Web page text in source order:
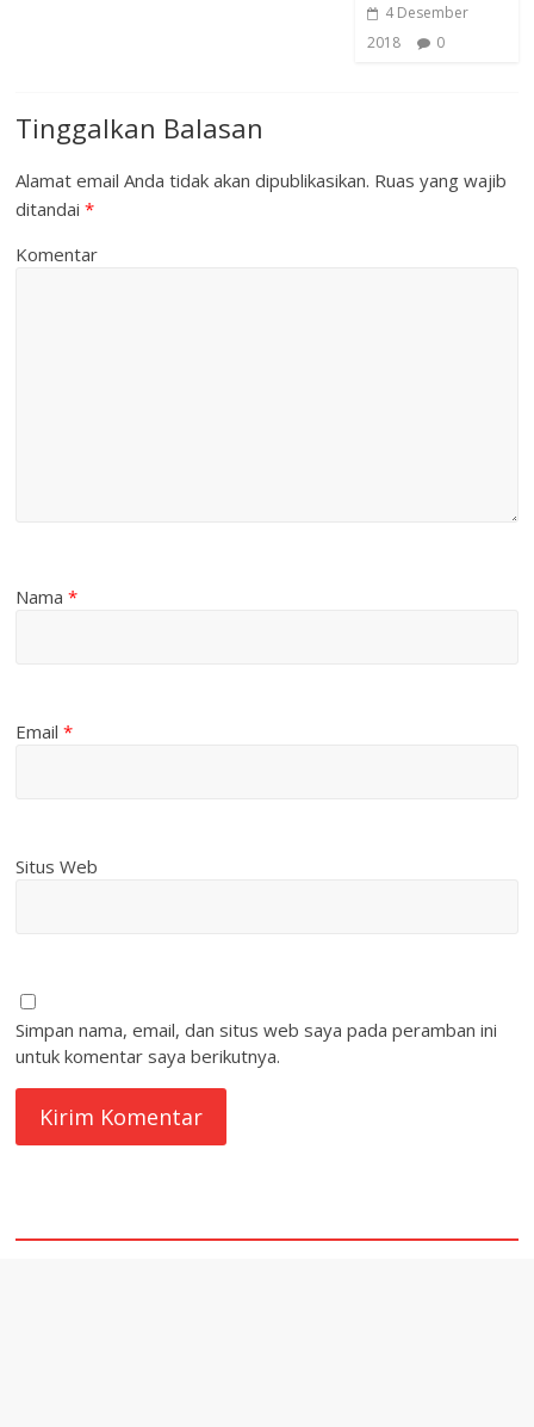
4 Desember
2018
0
Tinggalkan Balasan
Alamat email Anda tidak akan dipublikasikan. Ruas yang wajib
ditandai*
Komentar
Nama*
Email*
Situs Web
Simpan nama, email, dan situs web saya pada peramban ini
untuk komentar saya berikutnya.